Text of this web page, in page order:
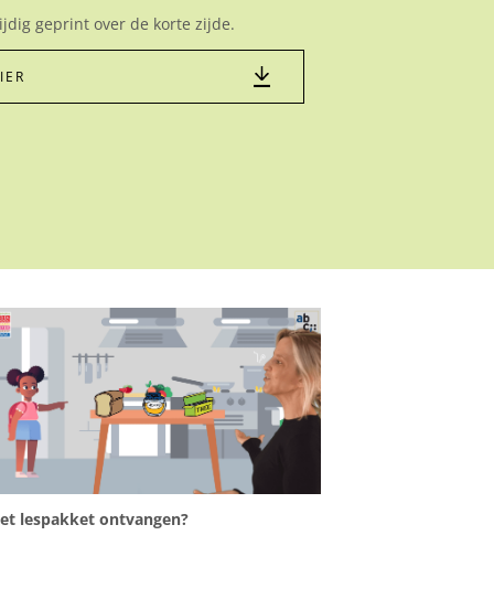
geprint over de korte zijde.
lespakket ontvangen?